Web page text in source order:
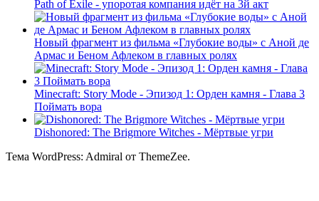
Path of Exile - упоротая компания идёт на 3й акт
Новый фрагмент из фильма «Глубокие воды» с Аной де
Армас и Беном Афлеком в главных ролях
Minecraft: Story Mode - Эпизод 1: Орден камня - Глава 3
Поймать вора
Dishonored: The Brigmore Witches - Мёртвые угри
Тема WordPress: Admiral от ThemeZee.